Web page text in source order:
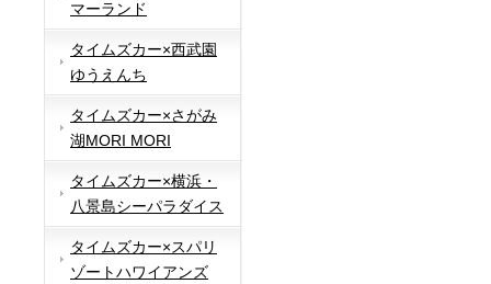
マーランド
タイムズカー×西武園
ゆうえんち
タイムズカー×さがみ
湖MORI MORI
タイムズカー×横浜・
八景島シーパラダイス
タイムズカー×スパリ
ゾートハワイアンズ